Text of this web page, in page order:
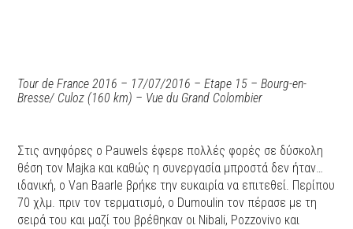
Tour de France 2016 – 17/07/2016 – Etape 15 – Bourg-en-
Bresse/ Culoz (160 km) – Vue du Grand Colombier
Στις ανηφόρες ο Pauwels έφερε πολλές φορές σε δύσκολη
θέση τον Majka και καθώς η συνεργασία μπροστά δεν ήταν…
ιδανική, ο Van Baarle βρήκε την ευκαιρία να επιτεθεί. Περίπου
70 χλμ. πριν τον τερματισμό, ο Dumoulin τον πέρασε με τη
σειρά του και μαζί του βρέθηκαν οι Nibali, Pozzovivo και